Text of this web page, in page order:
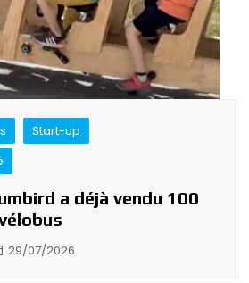
Start-up
a déjà vendu 100
29/07/2026